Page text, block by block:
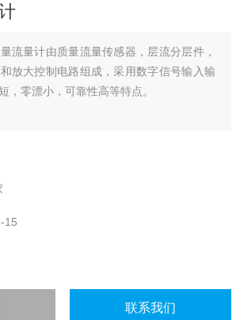
流量计由质量流量传感器，层流分层件，
放大控制电路组成，采用数字信号输入输
，零漂小，可靠性高等特点。
15
联系我们